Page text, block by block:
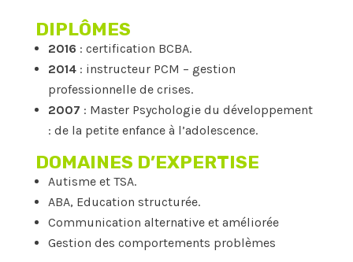
DIPLÔMES
2016 : certification BCBA.
2014: instructeur PCM – gestion
professionnelle de crises.
2007 : Master Psychologie du développement
: de la petite enfance à l’adolescence.
DOMAINES D’EXPERTISE
Autisme et TSA.
ABA, Education structurée.
Communication alternative et améliorée
Gestion des comportements problèmes